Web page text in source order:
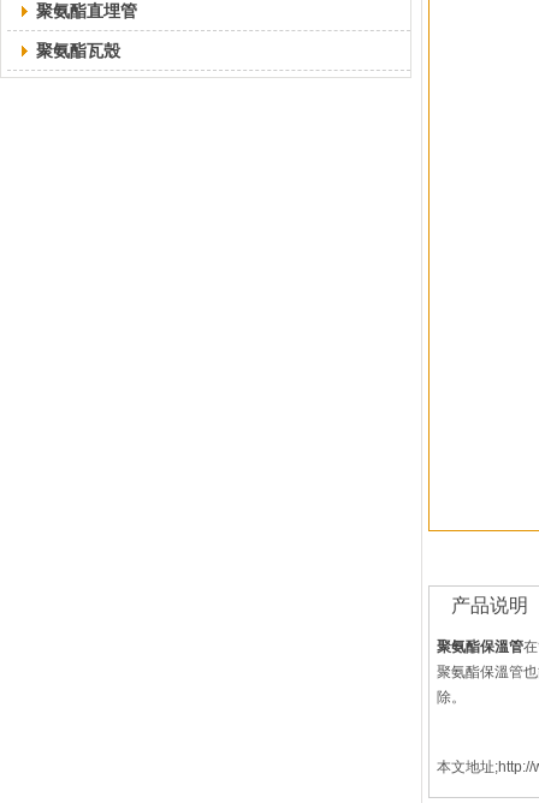
聚氨酯直埋管
聚氨酯瓦殼
产品说明
聚氨酯保溫管
聚氨酯保溫管
除。
本文地址